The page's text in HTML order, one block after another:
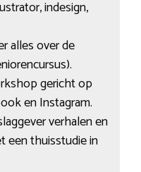
indesign,
alles over de
gericht op
en Instagram.
verhalen en
een thuisstudie in